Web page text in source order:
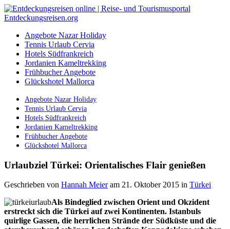
Angebote Nazar Holiday
Tennis Urlaub Cervia
Hotels Südfrankreich
Jordanien Kameltrekking
Frühbucher Angebote
Glückshotel Mallorca
Angebote Nazar Holiday
Tennis Urlaub Cervia
Hotels Südfrankreich
Jordanien Kameltrekking
Frühbucher Angebote
Glückshotel Mallorca
Urlaubziel Türkei: Orientalisches Flair genießen
Geschrieben von Hannah Meier am 21. Oktober 2015 in Türkei
Als Bindeglied zwischen Orient und Okzident
erstreckt sich die Türkei auf zwei Kontinenten. Istanbuls
quirlige Gassen, die herrlichen Strände der Südküste und die